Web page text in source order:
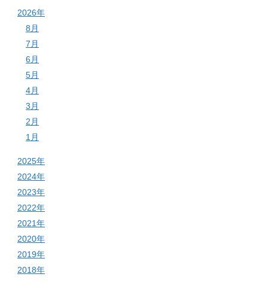
2026年
8月
7月
6月
5月
4月
3月
2月
1月
2025年
2024年
2023年
2022年
2021年
2020年
2019年
2018年